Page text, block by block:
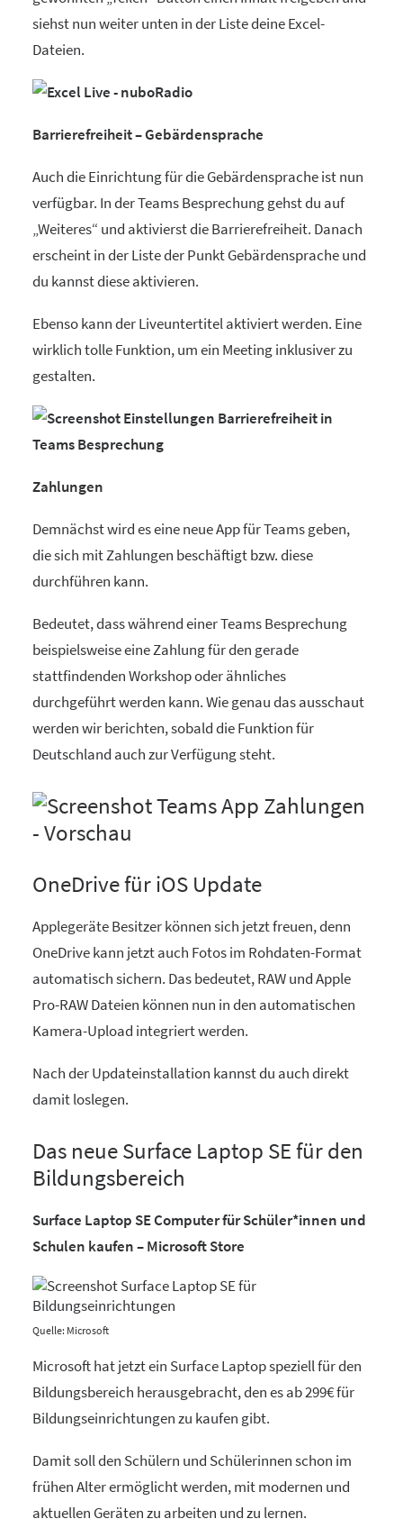
siehst nun weiter unten in der Liste deine Excel-
Dateien.
Barrierefreiheit – Gebärdensprache
Auch die Einrichtung für die Gebärdensprache ist nun
verfügbar. In der Teams Besprechung gehst du auf
„Weiteres“ und aktivierst die Barrierefreiheit. Danach
erscheint in der Liste der Punkt Gebärdensprache und
du kannst diese aktivieren.
Ebenso kann der Liveuntertitel aktiviert werden. Eine
wirklich tolle Funktion, um ein Meeting inklusiver zu
gestalten.
Zahlungen
Demnächst wird es eine neue App für Teams geben,
die sich mit Zahlungen beschäftigt bzw. diese
durchführen kann.
Bedeutet, dass während einer Teams Besprechung
beispielsweise eine Zahlung für den gerade
stattfindenden Workshop oder ähnliches
durchgeführt werden kann. Wie genau das ausschaut
werden wir berichten, sobald die Funktion für
Deutschland auch zur Verfügung steht.
OneDrive für iOS Update
Applegeräte Besitzer können sich jetzt freuen, denn
OneDrive kann jetzt auch Fotos im Rohdaten-Format
automatisch sichern. Das bedeutet, RAW und Apple
Pro-RAW Dateien können nun in den automatischen
Kamera-Upload integriert werden.
Nach der Updateinstallation kannst du auch direkt
damit loslegen.
Das neue Surface Laptop SE für den
Bildungsbereich
Surface Laptop SE Computer für Schüler*innen und
Schulen kaufen – Microsoft Store
Quelle: Microsoft
Microsoft hat jetzt ein Surface Laptop speziell für den
Bildungsbereich herausgebracht, den es ab 299€ für
Bildungseinrichtungen zu kaufen gibt.
Damit soll den Schülern und Schülerinnen schon im
frühen Alter ermöglicht werden, mit modernen und
aktuellen Geräten zu arbeiten und zu lernen.